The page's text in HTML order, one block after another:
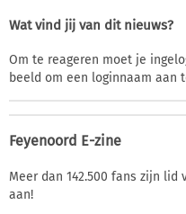
Wat vind jij van dit nieuws?
Om te reageren moet je
beeld om een loginnaam aan
Feyenoord E-zine
Meer dan 142.500 fans zijn
aan!